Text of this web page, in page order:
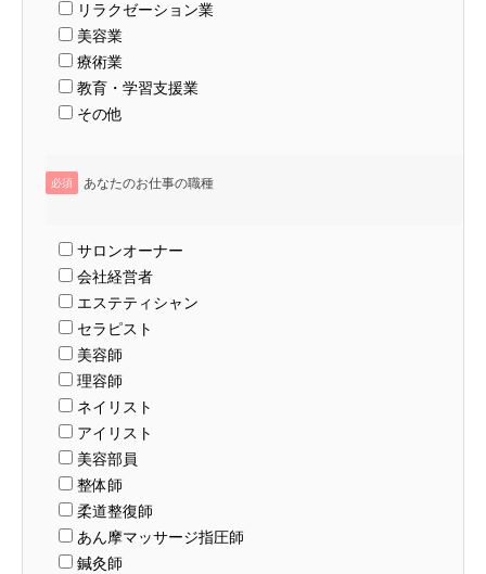
リラクゼーション業
美容業
療術業
教育・学習支援業
その他
必須 あなたのお仕事の職種
サロンオーナー
会社経営者
エステティシャン
セラピスト
美容師
理容師
ネイリスト
アイリスト
美容部員
整体師
柔道整復師
あん摩マッサージ指圧師
鍼灸師